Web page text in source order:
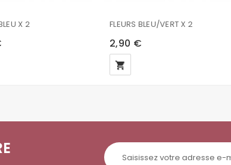
X 2 FLEURS BLEU/VERT X 2
2,90 €
local_grocery_store